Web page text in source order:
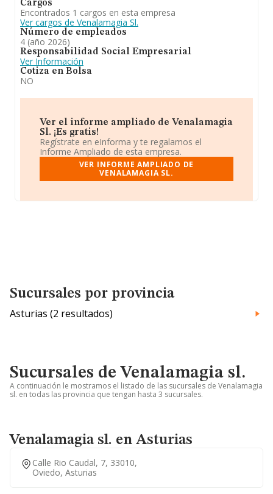
Cargos
Encontrados 1 cargos en esta empresa
Ver cargos de Venalamagia Sl.
Número de empleados
4 (año 2026)
Responsabilidad Social Empresarial
Ver Información
Cotiza en Bolsa
NO
Ver el informe ampliado de Venalamagia
Sl. ¡Es gratis!
Regístrate en eInforma y te regalamos el
Informe Ampliado de esta empresa.
VER INFORME AMPLIADO DE
VENALAMAGIA SL.
Sucursales por provincia
Asturias (2 resultados)
Sucursales de Venalamagia sl.
A continuación le mostramos el listado de las sucursales de Venalamagia
sl. en todas las provincia que tengan hasta 3 sucursales.
Venalamagia sl. en Asturias
Calle Rio Caudal, 7, 33010,
Oviedo, Asturias